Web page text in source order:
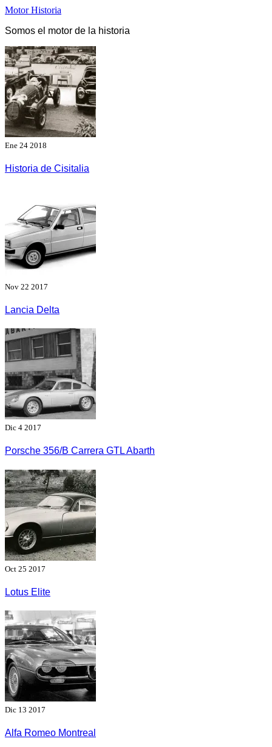
Saltar
contenido
Motor Historia
Somos el motor de la historia
Ene 24 2018
Historia de Cisitalia
Nov 22 2017
Lancia Delta
Dic 4 2017
Porsche 356/B Carrera GTL Abarth
Oct 25 2017
Lotus Elite
Dic 13 2017
Alfa Romeo Montreal